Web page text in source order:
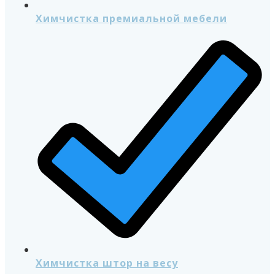
Химчистка премиальной мебели
Химчистка штор на весу